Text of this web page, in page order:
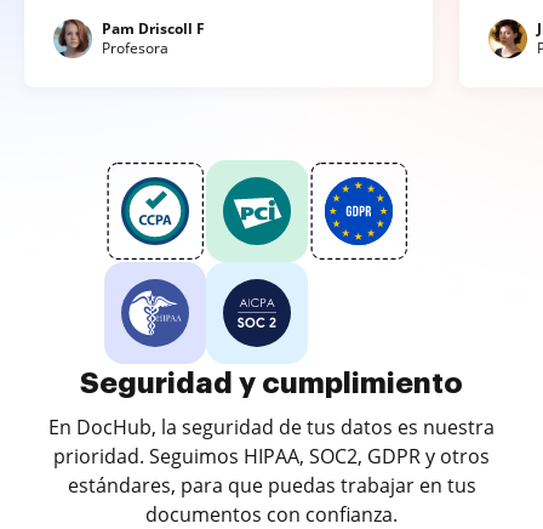
Pam Driscoll F
Profesora
Seguridad y cumplimiento
En DocHub, la seguridad de tus datos es nuestra
prioridad. Seguimos HIPAA, SOC2, GDPR y otros
estándares, para que puedas trabajar en tus
documentos con confianza.